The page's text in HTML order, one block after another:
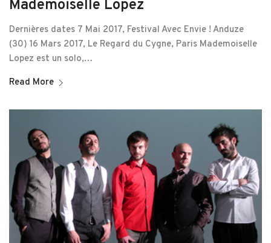
Mademoiselle Lopez
Dernières dates 7 Mai 2017, Festival Avec Envie ! Anduze
(30) 16 Mars 2017, Le Regard du Cygne, Paris Mademoiselle
Lopez est un solo,…
Read More